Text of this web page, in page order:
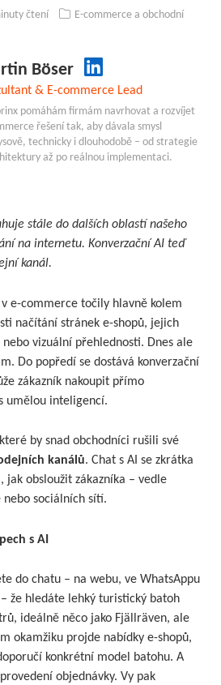
čtení
E-commerce a obchodní
Böser
& E-commerce Lead
pomáhám firmám navrhovat a rozvíjet
řešení tak, aby dávala smysl
technicky i dlouhodobě – od strategie
až po reálnou implementaci.
stále do dalších oblastí našeho
na internetu. Konverzační AI teď
kanál.
e-commerce točily hlavně kolem
načítání stránek e-shopů, jejich
vizuální přehlednosti. Dnes ale
Do popředí se dostává konverzační
zákazník nakoupit přímo
umělou inteligencí.
by snad obchodníci rušili své
kanálů. Chat s AI se zkrátka
jak obsloužit zákazníka – vedle
sociálních sítí.
s AI
do chatu – na webu, ve WhatsAppu
že hledáte lehký turistický batoh
ideálně něco jako Fjällräven, ale
okamžiku projde nabídky e-shopů,
konkrétní model batohu. A
objednávky. Vy pak